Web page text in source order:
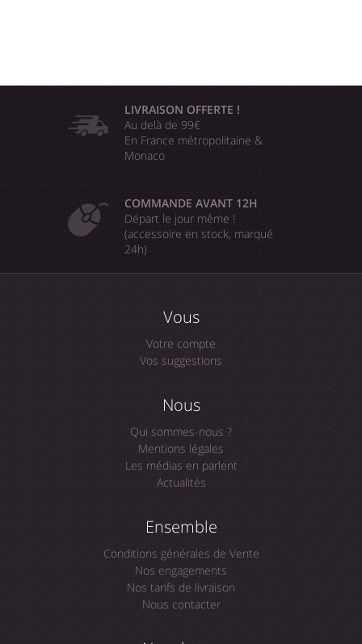
LIVRAISON OFFERTE !
Au delà de 99€
En France métropolitaine &
Monaco
COMMANDE AVANT 12H
Départ le jour même !
(accessoire en stock, marqué
24h)
Vous
Votre compte
Vos suggestions
Nous
Qui sommes-nous ?
Mentions légales
Les médias en parlent
Actualités
Ensemble
Conditions générales de Vente
Nos engagements
Nos tarifs de livraison
Nous contacter